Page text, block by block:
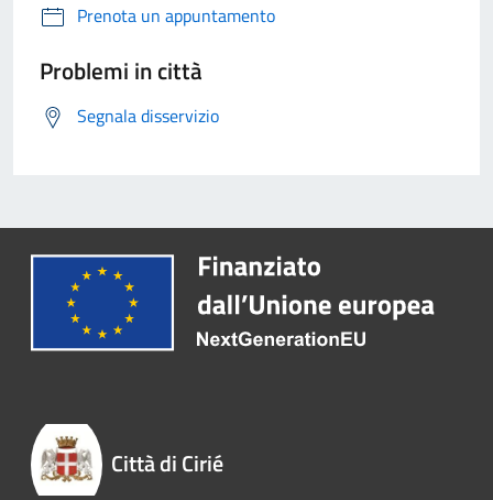
Prenota un appuntamento
Problemi in città
Segnala disservizio
Città di Cirié